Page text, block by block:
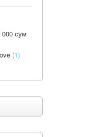
000 сум
(1)